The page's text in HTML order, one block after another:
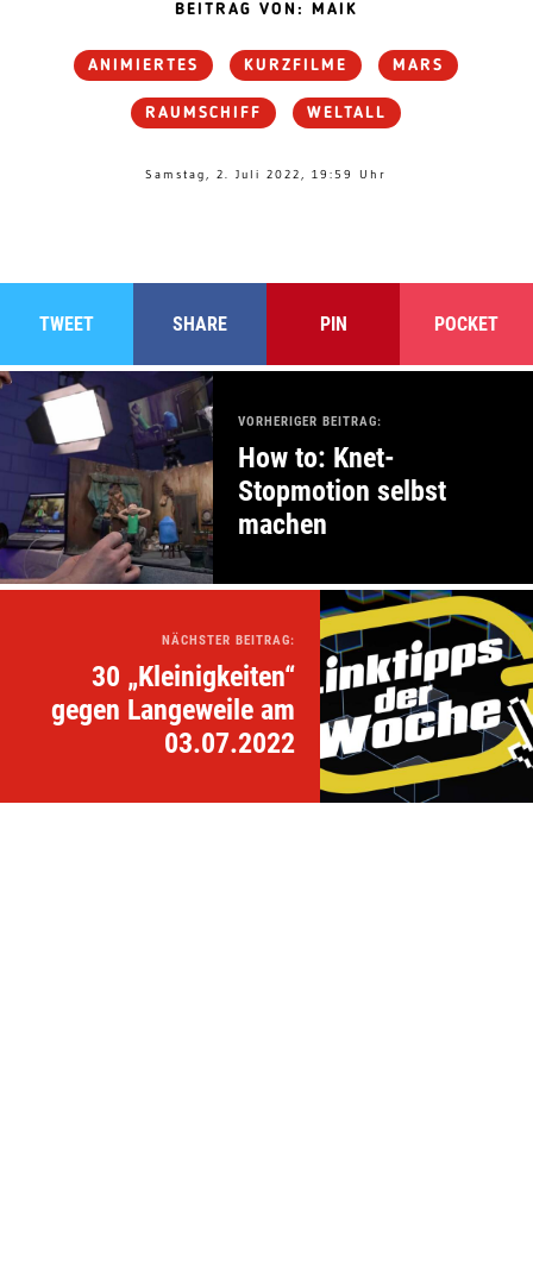
BEITRAG VON: MAIK
ANIMIERTES KURZFILME MARS
RAUMSCHIFF WELTALL
Samstag, 2. Juli 2022, 19:59 Uhr
TWEET SHARE PIN POCKET
VORHERIGER BEITRAG:
How to: Knet-
Stopmotion selbst
machen
NÄCHSTER BEITRAG:
30 „Kleinigkeiten“
gegen Langeweile am
03.07.2022